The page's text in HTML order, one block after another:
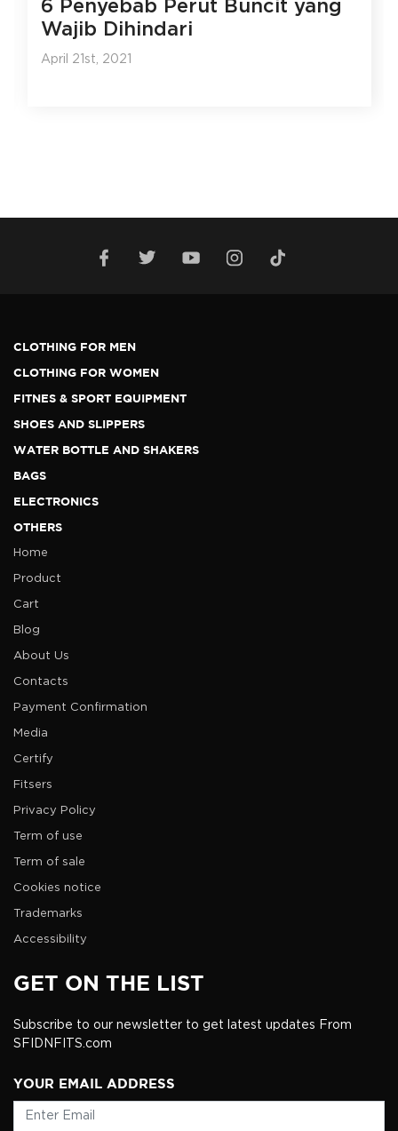
6 Penyebab Perut Buncit yang
Wajib Dihindari
April 21st, 2021
CLOTHING FOR MEN
CLOTHING FOR WOMEN
FITNES & SPORT EQUIPMENT
SHOES AND SLIPPERS
WATER BOTTLE AND SHAKERS
BAGS
ELECTRONICS
OTHERS
Home
Product
Cart
Blog
About Us
Contacts
Payment Confirmation
Media
Certify
Fitsers
Privacy Policy
Term of use
Term of sale
Cookies notice
Trademarks
Accessibility
GET ON THE LIST
Subscribe to our newsletter to get latest updates From
SFIDNFITS.com
YOUR EMAIL ADDRESS